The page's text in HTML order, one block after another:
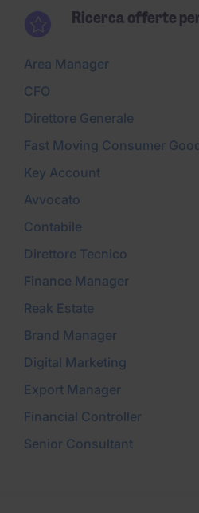
Ricerca offerte
Area Manager
CFO
Direttore Generale
Fast Moving Consumer
Key Account
Avvocato
Contabile
Direttore Tecnico
Finance Manager
Reak Estate
Brand Manager
Digital Marketing
Export Manager
Financial Controller
Senior Consultant